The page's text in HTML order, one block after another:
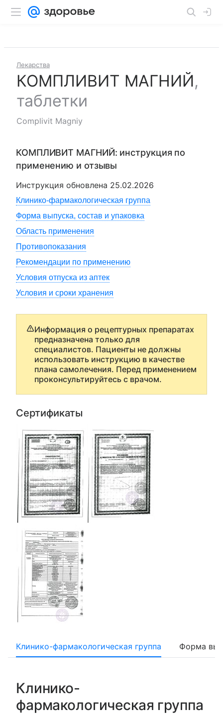
Лекарства
КОМПЛИВИТ МАГНИЙ,
таблетки
Complivit Magniy
КОМПЛИВИТ МАГНИЙ: инструкция по
применению и отзывы
Инструкция обновлена 25.02.2026
Клинико-фармакологическая группа
Форма выпуска, состав и упаковка
Область применения
Противопоказания
Рекомендации по применению
Условия отпуска из аптек
Условия и сроки хранения
Информация о рецептурных препаратах
предназначена только для
специалистов. Пациенты не должны
использовать инструкцию в качестве
плана самолечения. Перед применением
проконсультируйтесь с врачом.
Сертификаты
Клинико-фармакологическая группа Форма
Клинико-
фармакологическая группа